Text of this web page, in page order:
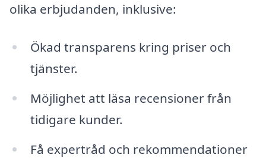
olika erbjudanden, inklusive:
Ökad transparens kring priser och
tjänster.
Möjlighet att läsa recensioner från
tidigare kunder.
Få expertråd och rekommendationer